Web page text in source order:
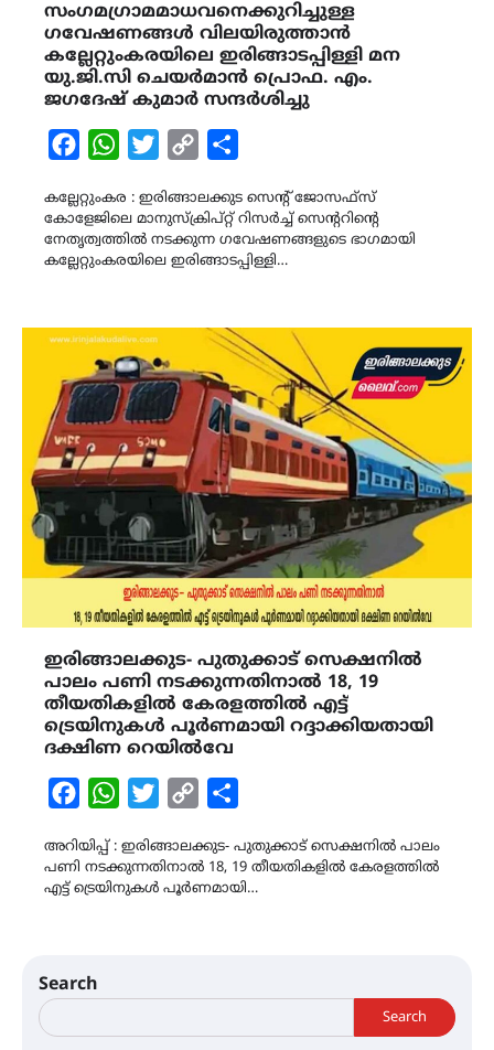
സംഗമഗ്രാമമാധവനെക്കുറിച്ചുള്ള
ഗവേഷണങ്ങൾ വിലയിരുത്താൻ
കല്ലേറ്റുംകരയിലെ ഇരിങ്ങാടപ്പിള്ളി മന
യു.ജി.സി ചെയർമാൻ പ്രൊഫ. എം.
ജഗദേഷ് കുമാർ സന്ദർശിച്ചു
FacebookWhatsAppTwitterCopy
കല്ലേറ്റുംകര : ഇരിങ്ങാലക്കുട സെന്റ് ജോസഫ്‌സ്
കോളേജിലെ മാനുസ്ക്രിപ്റ്റ് റിസർച്ച് സെന്ററിന്റെ
നേതൃത്വത്തിൽ നടക്കുന്ന ഗവേഷണങ്ങളുടെ ഭാഗമായി
കല്ലേറ്റുംകരയിലെ ഇരിങ്ങാടപ്പിള്ളി…
ഇരിങ്ങാലക്കുട- പുതുക്കാട് സെക്ഷനിൽ
പാലം പണി നടക്കുന്നതിനാൽ 18, 19
തീയതികളിൽ കേരളത്തിൽ എട്ട്
ട്രെയിനുകൾ പൂർണമായി റദ്ദാക്കിയതായി
ദക്ഷിണ റെയിൽവേ
FacebookWhatsAppTwitterCopy
അറിയിപ്പ് : ഇരിങ്ങാലക്കുട- പുതുക്കാട് സെക്ഷനിൽ പാലം
പണി നടക്കുന്നതിനാൽ 18, 19 തീയതികളിൽ കേരളത്തിൽ
എട്ട് ട്രെയിനുകൾ പൂർണമായി…
Search
Search